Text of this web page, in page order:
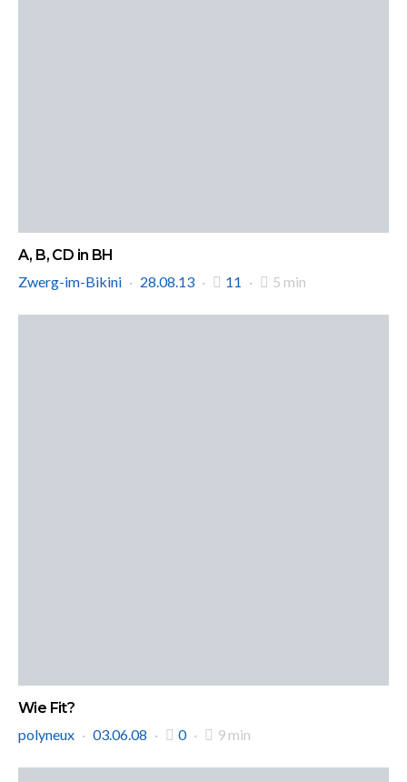
A, B, CD in BH
Zwerg-im-Bikini
28.08.13 11 5 min
Wie Fit?
polyneux
03.06.08 0 9 min